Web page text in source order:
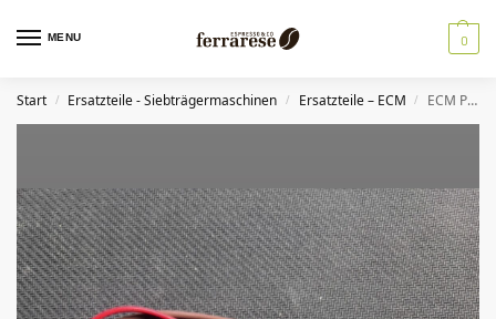
MENU 0
Start / Ersatzteile - Siebträgermaschinen / Ersatzteile – ECM / ECM PROFITEC Erweiterungspaket für Kabelbaum